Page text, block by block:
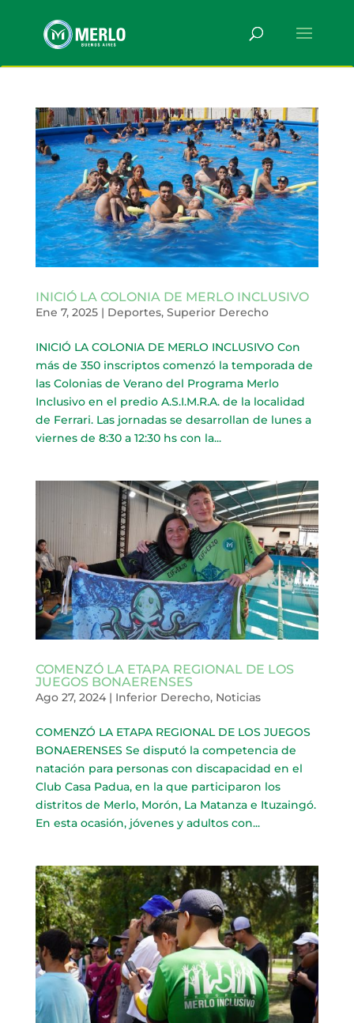
INICIÓ LA COLONIA DE MERLO INCLUSIVO
Ene 7, 2025| Deportes, Superior Derecho
INICIÓ LA COLONIA DE MERLO INCLUSIVO Con
más de 350 inscriptos comenzó la temporada de
las Colonias de Verano del Programa Merlo
Inclusivo en el predio A.S.I.M.R.A. de la localidad
de Ferrari. Las jornadas se desarrollan de lunes a
viernes de 8:30 a 12:30 hs con la...
COMENZÓ LA ETAPA REGIONAL DE LOS
JUEGOS BONAERENSES
Ago 27, 2024| Inferior Derecho, Noticias
COMENZÓ LA ETAPA REGIONAL DE LOS JUEGOS
BONAERENSES Se disputó la competencia de
natación para personas con discapacidad en el
Club Casa Padua, en la que participaron los
distritos de Merlo, Morón, La Matanza e Ituzaingó.
En esta ocasión, jóvenes y adultos con...